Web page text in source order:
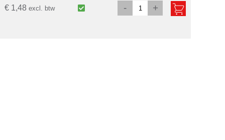
€ 1,48excl. btw - +